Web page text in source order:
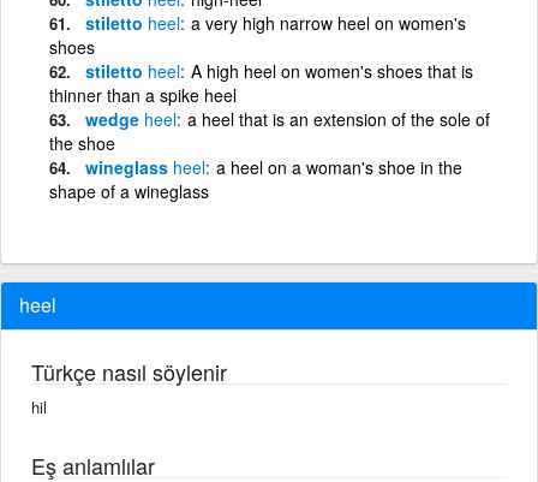
stiletto heel a very high narrow heel on women's
shoes
stiletto heel A high heel on women's shoes that is
thinner than a spike heel
wedge heel a heel that is an extension of the sole of
the shoe
wineglass heel a heel on a woman's shoe in the
shape of a wineglass
heel
Türkçe nasıl söylenir
hil
Eş anlamlılar